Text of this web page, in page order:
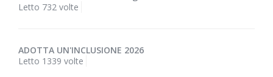
Letto 732 volte
ADOTTA UN'INCLUSIONE 2026
Letto 1339 volte